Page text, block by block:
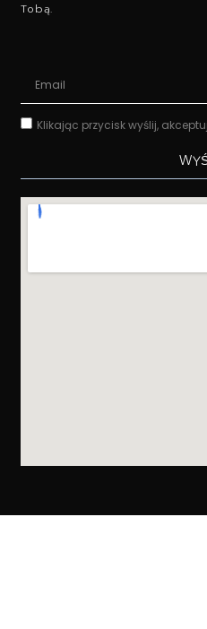
Tobą.
Klikając przycisk wyślij,